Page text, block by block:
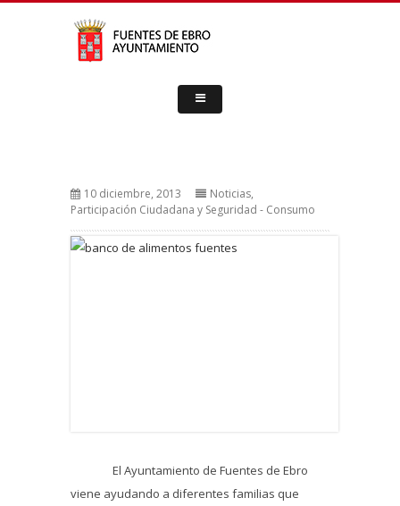
10 diciembre, 2013 Noticias,
Participación Ciudadana y Seguridad - Consumo
El Ayuntamiento de Fuentes de Ebro
viene ayudando a diferentes familias que